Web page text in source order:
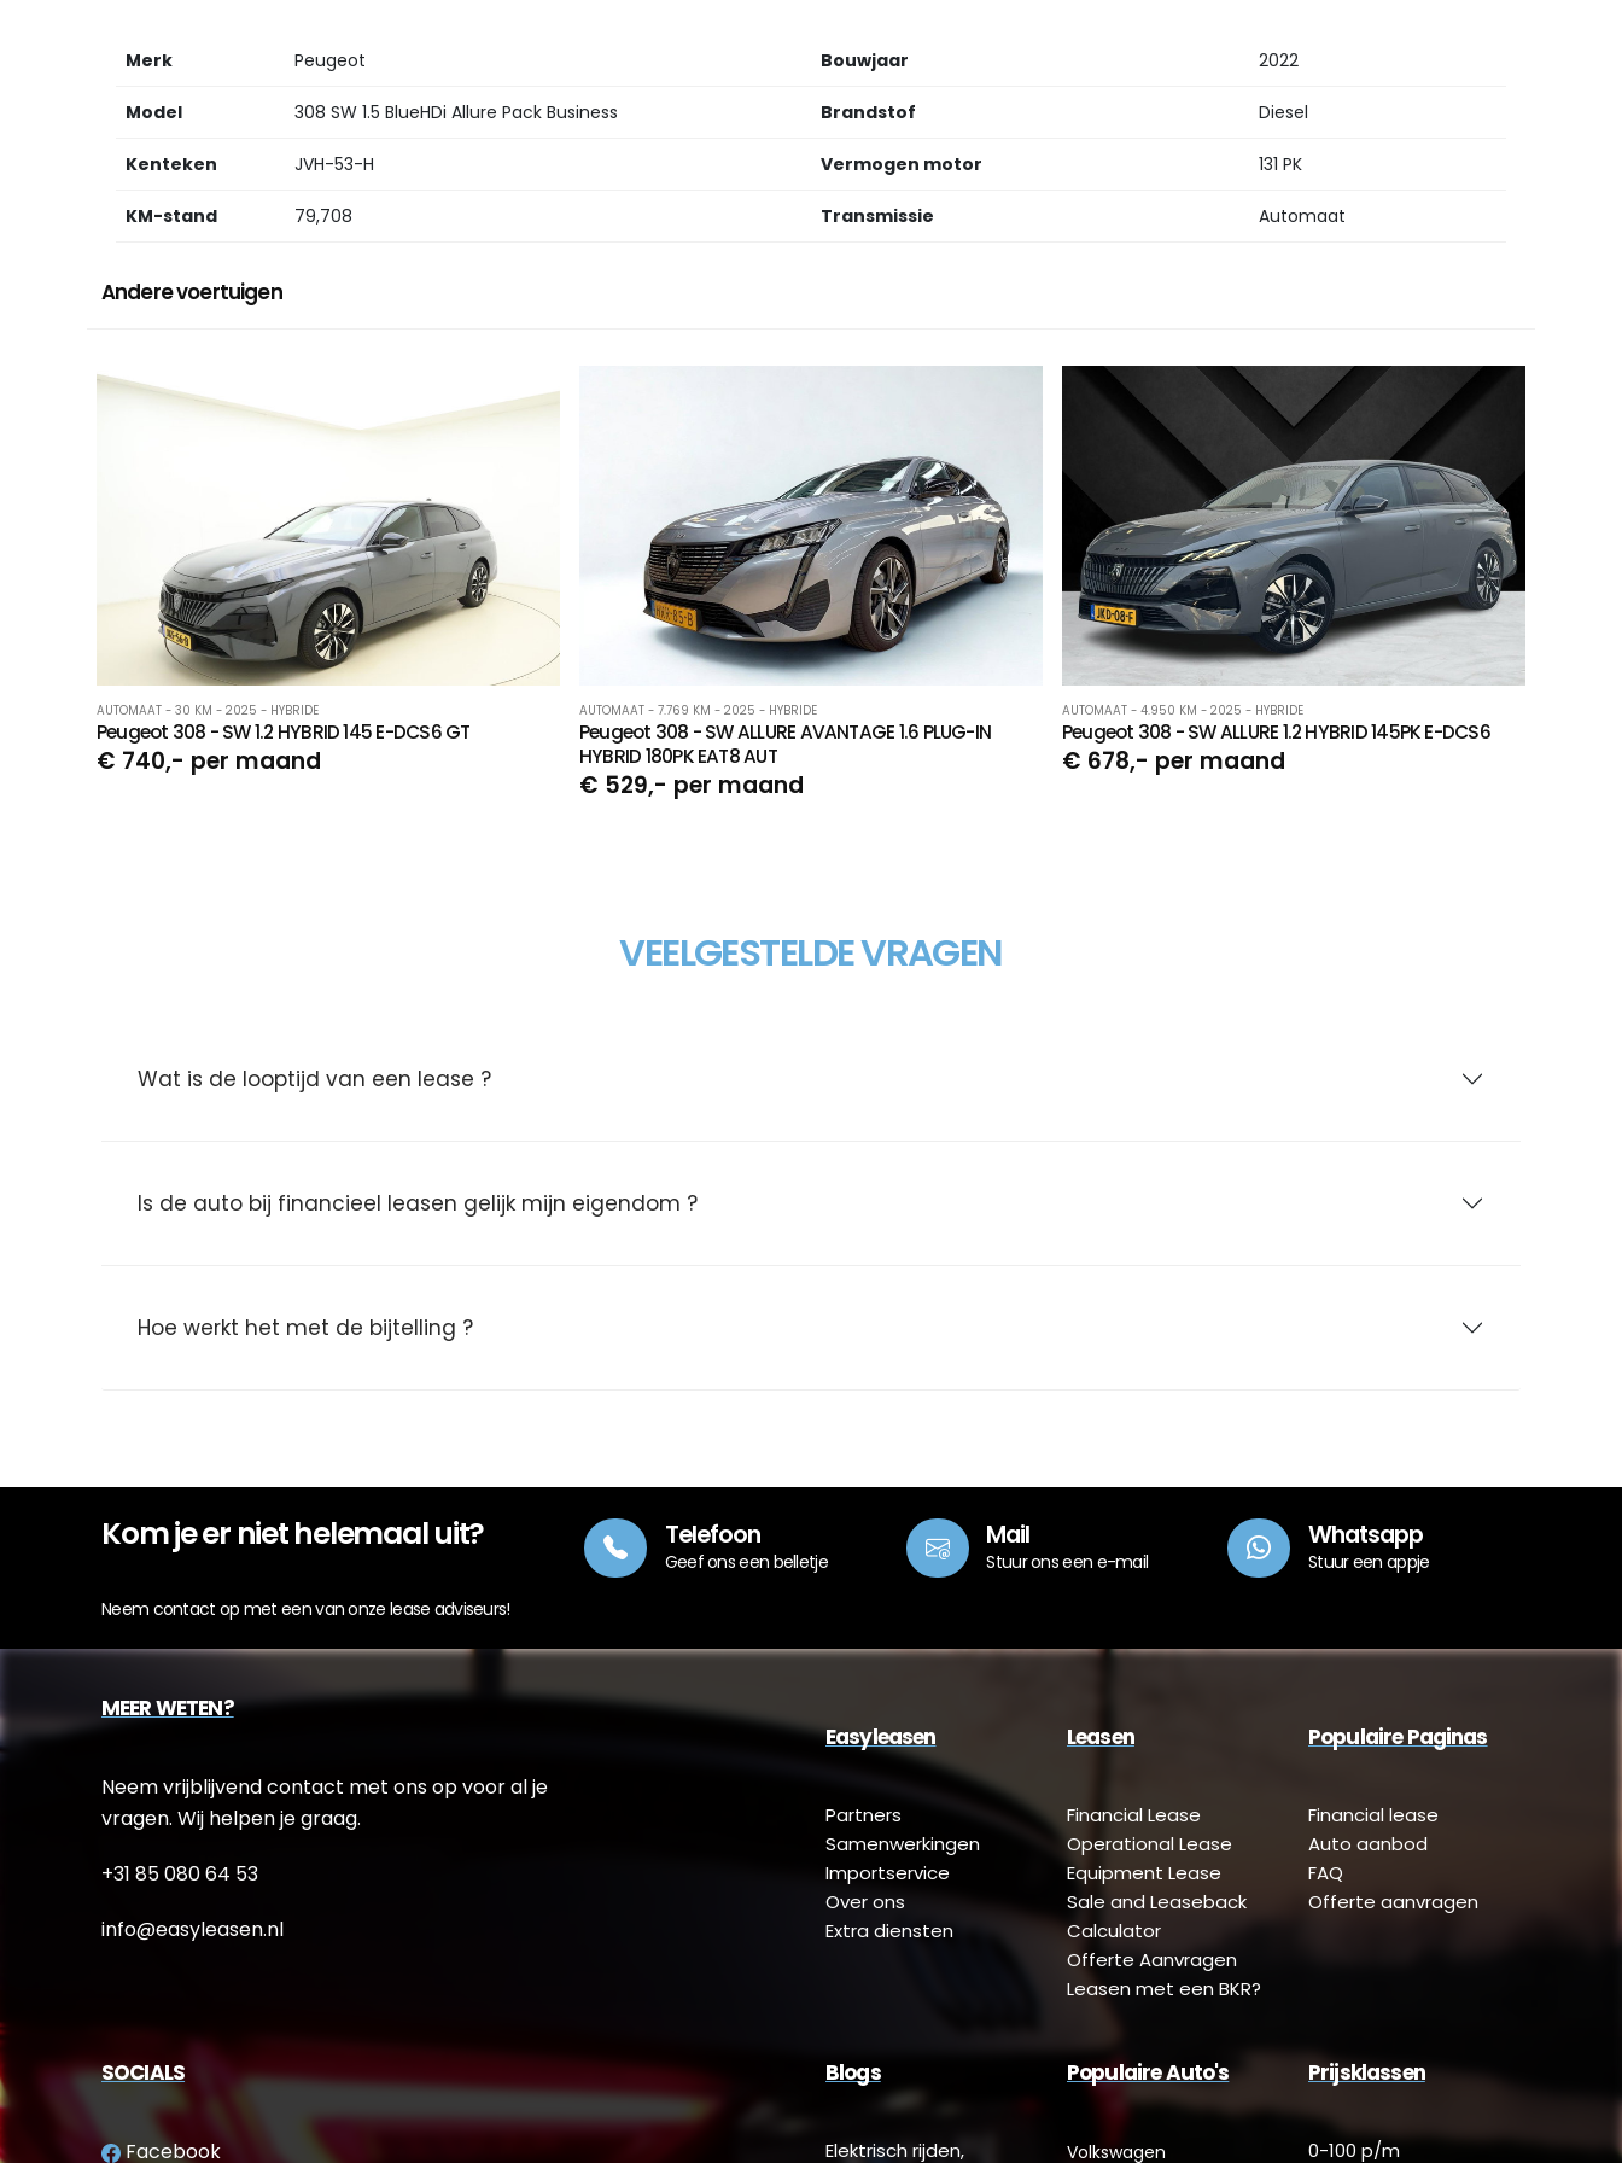
Merk Peugeot
Model 308 SW 1.5 BlueHDi Allure Pack Business
Kenteken JVH-53-H
KM-stand 79,708
Bouwjaar 2022
Brandstof Diesel
Vermogen motor 131 PK
Transmissie Automaat
Andere voertuigen
AUTOMAAT - 30 KM - 2025 - HYBRIDE
Peugeot 308 - SW 1.2 HYBRID 145 E-DCS6 GT
€ 740,- per maand
AUTOMAAT - 7.769 KM - 2025 - HYBRIDE
Peugeot 308 - SW ALLURE AVANTAGE 1.6 PLUG-IN
HYBRID 180PK EAT8 AUT
€ 529,- per maand
AUTOMAAT - 4.950 KM - 2025 - HYBRIDE
Peugeot 308 - SW ALLURE 1.2 HYBRID 145PK E-DCS6
€ 678,- per maand
VEELGESTELDE VRAGEN
Wat is de looptijd van een lease ?
Is de auto bij financieel leasen gelijk mijn eigendom ?
Hoe werkt het met de bijtelling ?
Kom je er niet helemaal uit?
Neem contact op met een van onze lease adviseurs!
Telefoon
Geef ons een belletje
Mail
Stuur ons een e-mail
Whatsapp
Stuur een appje
MEER WETEN?
Neem vrijblijvend contact met ons op voor al je
vragen. Wij helpen je graag.
+31 85 080 64 53
info@easyleasen.nl
Easyleasen
Partners
Samenwerkingen
Importservice
Over ons
Extra diensten
Leasen
Financial Lease
Operational Lease
Equipment Lease
Sale and Leaseback
Calculator
Offerte Aanvragen
Leasen met een BKR?
Populaire Paginas
Financial lease
Auto aanbod
FAQ
Offerte aanvragen
SOCIALS
Facebook
Blogs
Elektrisch rijden,
Populaire Auto's
Volkswagen
Prijsklassen
0-100 p/m